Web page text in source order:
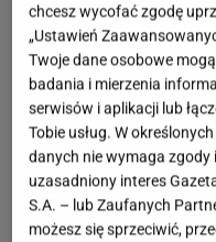
chcesz wycofać zgodę
„Ustawień
Twoje dane osobowe
badania i mierzenia
serwisów i aplikacji lub
Tobie usług. W
danych nie wymaga zgody
uzasadniony interes
S.A. – lub Zaufanych
możesz się sprzeciwić,